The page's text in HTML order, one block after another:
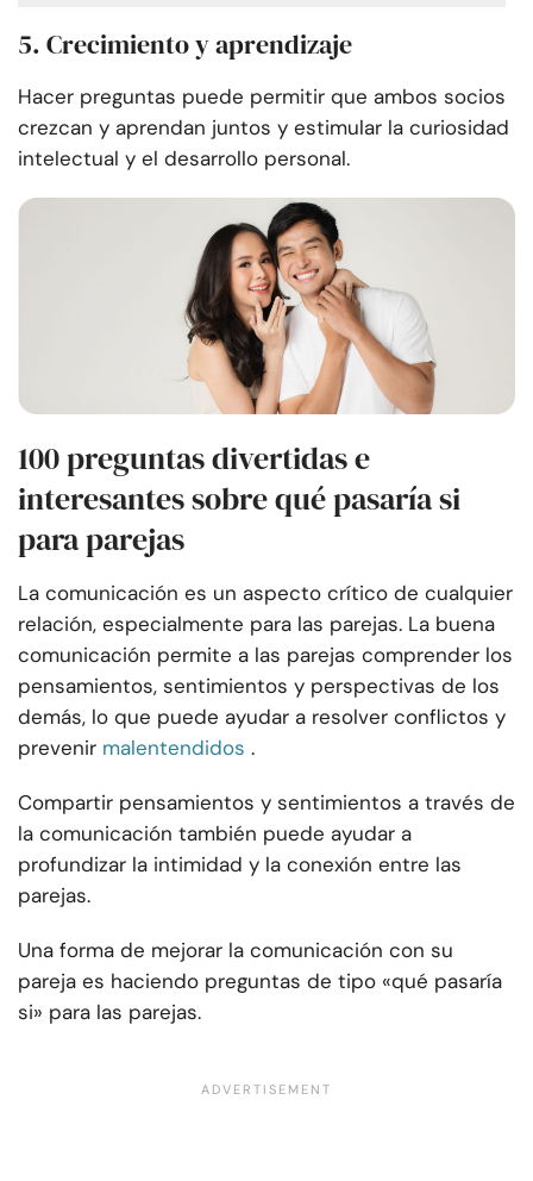
5. Crecimiento y aprendizaje
Hacer preguntas puede permitir que ambos socios
crezcan y aprendan juntos y estimular la curiosidad
intelectual y el desarrollo personal.
100 preguntas divertidas e
interesantes sobre qué pasaría si
para parejas
La comunicación es un aspecto crítico de cualquier
relación, especialmente para las parejas. La buena
comunicación permite a las parejas comprender los
pensamientos, sentimientos y perspectivas de los
demás, lo que puede ayudar a resolver conflictos y
prevenir malentendidos .
Compartir pensamientos y sentimientos a través de
la comunicación también puede ayudar a
profundizar la intimidad y la conexión entre las
parejas.
Una forma de mejorar la comunicación con su
pareja es haciendo preguntas de tipo «qué pasaría
si» para las parejas.